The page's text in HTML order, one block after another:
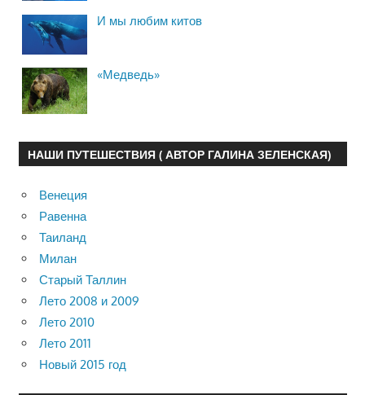
И мы любим китов
«Медведь»
НАШИ ПУТЕШЕСТВИЯ ( АВТОР ГАЛИНА ЗЕЛЕНСКАЯ)
Венеция
Равенна
Таиланд
Милан
Старый Таллин
Лето 2008 и 2009
Лето 2010
Лето 2011
Новый 2015 год